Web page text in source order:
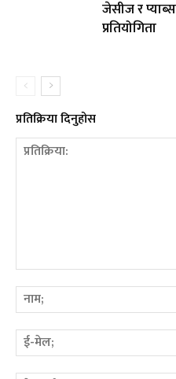
जेसीज र
प्रतियोगिता
प्रतिक्रिया दिनुहोस